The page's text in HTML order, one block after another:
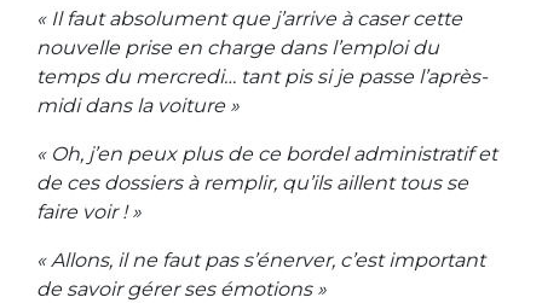
« Il faut absolument que j’arrive à caser cette
nouvelle prise en charge dans l’emploi du
temps du mercredi… tant pis si je passe l’après-
midi dans la voiture »
« Oh, j’en peux plus de ce bordel administratif et
de ces dossiers à remplir, qu’ils aillent tous se
faire voir ! »
« Allons, il ne faut pas s’énerver, c’est important
de savoir gérer ses émotions »